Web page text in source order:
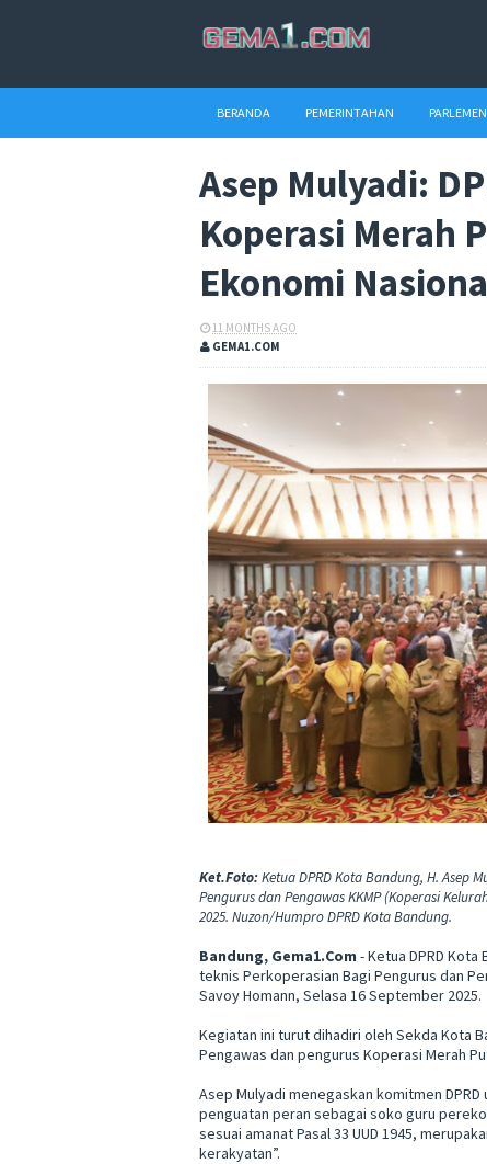
BERANDA PEMERINTAHAN
Asep Mulyadi:
Koperasi Merah
Ekonomi
11 MONTHS AGO
GEMA1.COM
Ket.Foto:Ketua DPRD Kota Bandung, H. Asep
Pengurus dan Pengawas KKMP (Koperasi
2025. Nuzon/Humpro DPRD Kota Bandung.
Bandung, Gema1.Com - Ketua DPRD Kota
teknis Perkoperasian Bagi Pengurus dan
Savoy Homann, Selasa 16 September 2025.
Kegiatan ini turut dihadiri oleh Sekda Kota
Pengawas dan pengurus Koperasi Merah
Asep Mulyadi menegaskan komitmen
penguatan peran sebagai soko guru
sesuai amanat Pasal 33 UUD 1945,
kerakyatan”.